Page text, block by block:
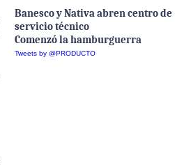
Banesco y Nativa abren centro de
servicio técnico
Comenzó la hamburguerra
Tweets by @PRODUCTO